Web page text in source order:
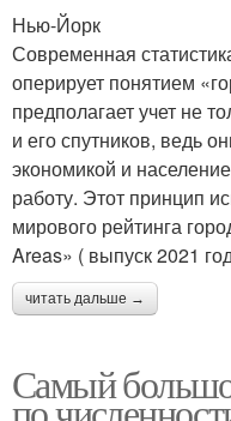
Нью-Йорк
Современная
оперирует понятием
предполагает учет не
и его спутников, ведь
экономикой и
работу. Этот принцип
мирового рейтинга
Areas» ( выпуск 2021
читать дальше →
Самый